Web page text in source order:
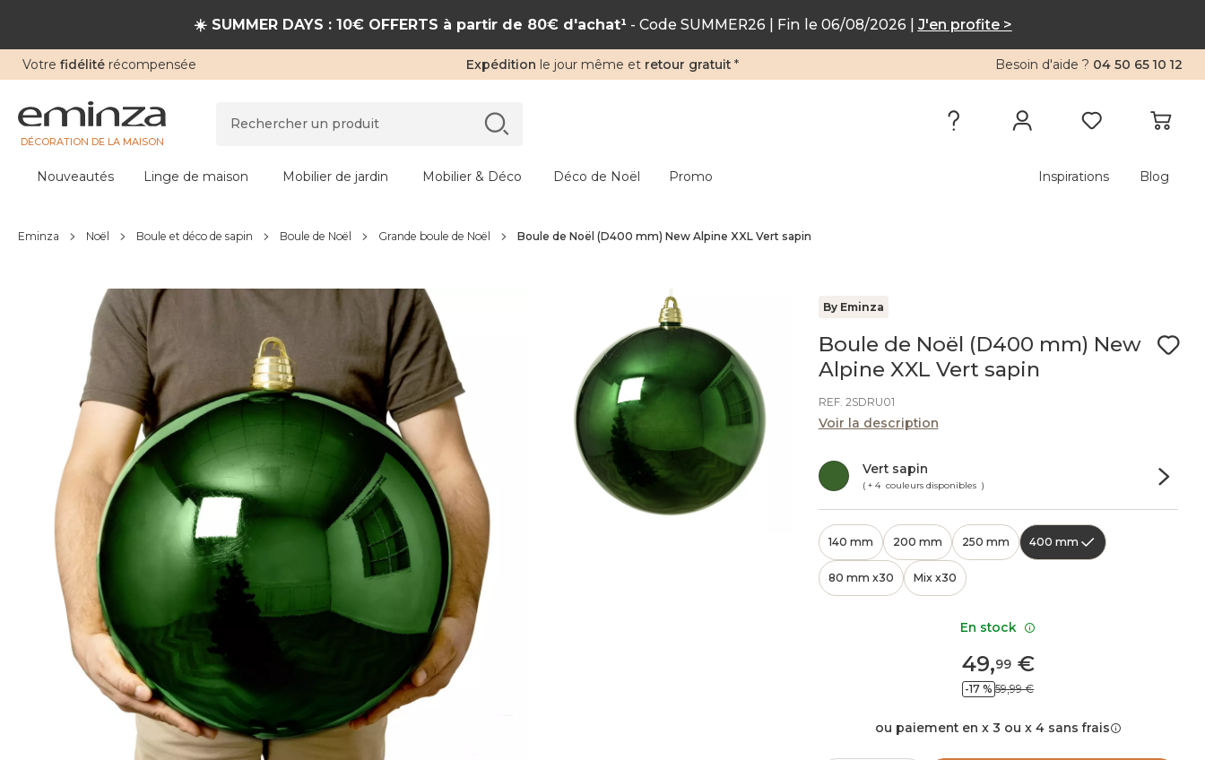
☀️ SUMMER DAYS : 10€ OFFERTS à partir de 80€ d'achat¹- Code SUMMER26 | Fin le 06/08/2026 | J'en profite >
Votre fidélité récompensée Expédition le jour même et retour gratuit * Besoin d'aide ? 04 50 65 10 12
DÉCORATION DE LA MAISON
Nouveautés Linge de maison Mobilier de jardin Mobilier & Déco Déco de Noël Promo Inspirations Blog
Eminza Noël Boule et déco de sapin Boule de Noël Grande boule de Noël Boule de Noël (D400 mm) New Alpine XXL Vert sapin
By Eminza
Boule de Noël (D400 mm) New
Alpine XXL Vert sapin
REF. 2SDRU01
Voir la description
Vert sapin
( + 4 couleurs disponibles )
140 mm 200 mm 250 mm 400 mm
80 mm x30 Mix x30
49,99€
-17 % 59,99 €
ou paiement en x 3 ou x 4 sans frais